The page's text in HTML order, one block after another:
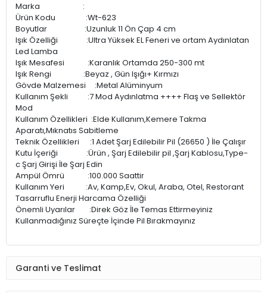
Marka :
Ürün Kodu :Wt-623
Boyutlar :Uzunluk 11 Ön Çap 4 cm
Işık Özelliği :Ultra Yüksek EL Feneri ve ortam Aydınlatan
Led Lamba
Işık Mesafesi :Karanlık Ortamda 250-300 mt
Işık Rengi :Beyaz , Gün Işığı+ Kırmızı
Gövde Malzemesi :Metal Alüminyum
Kullanım Şekli :7 Mod Aydınlatma ++++ Flaş ve Sellektör
Mod
Kullanım Özellikleri :Elde Kullanım,Kemere Takma
Aparatı,Mıknatıs Sabitleme
Teknik Özellikleri :1 Adet Şarj Edilebilir Pil (26650 ) İle Çalışır
Kutu İçeriği :Ürün , Şarj Edilebilir pil ,Şarj Kablosu,Type-
c Şarj Girişi İle Şarj Edin
Ampül Ömrü :100.000 Saattir
Kullanım Yeri :Av, Kamp,Ev, Okul, Araba, Otel, Restorant
Tasarruflu Enerji Harcama Özelliği
Önemli Uyarılar :Direk Göz İle Temas Ettirmeyiniz
Kullanmadığınız Süreçte İçinde Pil Bırakmayınız
Garanti ve Teslimat